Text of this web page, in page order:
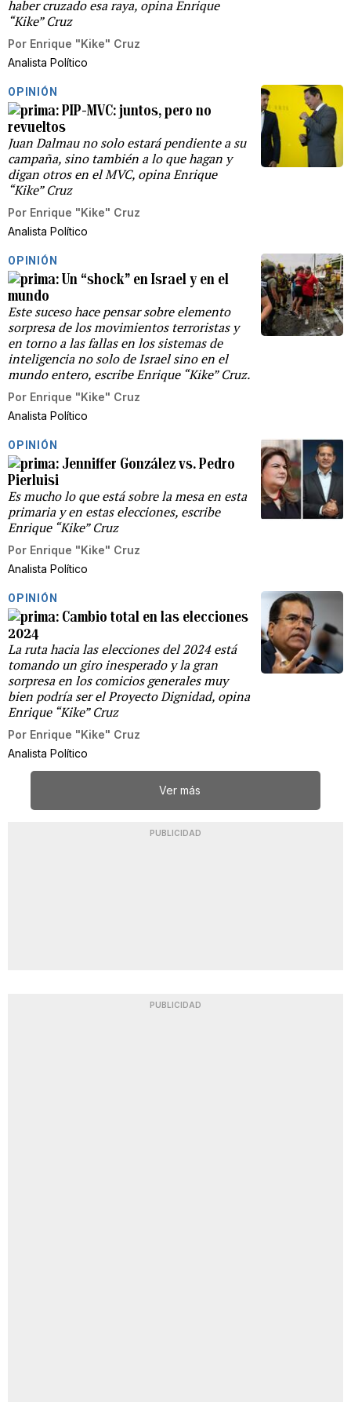
haber cruzado esa raya, opina Enrique
“Kike” Cruz
Por Enrique "Kike" Cruz
Analista Político
OPINIÓN
PIP-MVC: juntos, pero no
revueltos
Juan Dalmau no solo estará pendiente a su
campaña, sino también a lo que hagan y
digan otros en el MVC, opina Enrique
“Kike” Cruz
Por Enrique "Kike" Cruz
Analista Político
OPINIÓN
Un “shock” en Israel y en el
mundo
Este suceso hace pensar sobre elemento
sorpresa de los movimientos terroristas y
en torno a las fallas en los sistemas de
inteligencia no solo de Israel sino en el
mundo entero, escribe Enrique “Kike” Cruz.
Por Enrique "Kike" Cruz
Analista Político
OPINIÓN
Jenniffer González vs. Pedro
Pierluisi
Es mucho lo que está sobre la mesa en esta
primaria y en estas elecciones, escribe
Enrique “Kike” Cruz
Por Enrique "Kike" Cruz
Analista Político
OPINIÓN
Cambio total en las elecciones
2024
La ruta hacia las elecciones del 2024 está
tomando un giro inesperado y la gran
sorpresa en los comicios generales muy
bien podría ser el Proyecto Dignidad, opina
Enrique “Kike” Cruz
Por Enrique "Kike" Cruz
Analista Político
Ver más
PUBLICIDAD
PUBLICIDAD